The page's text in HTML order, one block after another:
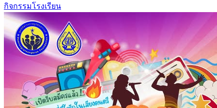
กิจกรรมโรงเรียน